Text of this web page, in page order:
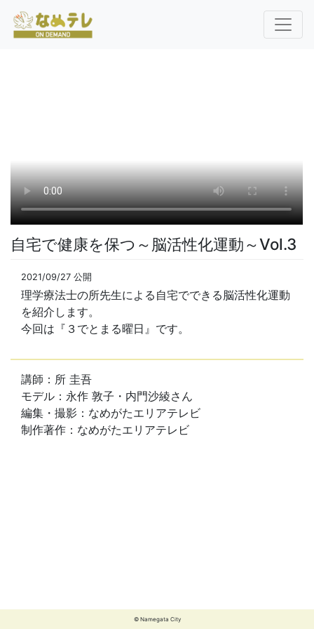
自宅で健康を保つ～脳活性化運動～Vol.3
2021/09/27 公開
理学療法士の所先生による自宅でできる脳活性化運動
を紹介します。
今回は『３でとまる曜日』です。
講師：所 圭吾
モデル：永作 敦子・内門沙綾さん
編集・撮影：なめがたエリアテレビ
制作著作：なめがたエリアテレビ
© Namegata City